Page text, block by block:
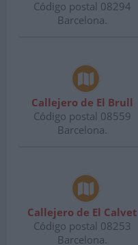
Código postal 08294
Barcelona.
Callejero de El Brull
Código postal 08559
Barcelona.
Callejero de El Calvet
Código postal 08253
Barcelona.